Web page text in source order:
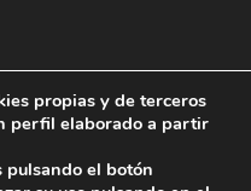
|Política de Cookies|
propias y de terceros
perfil elaborado a partir
pulsando el botón